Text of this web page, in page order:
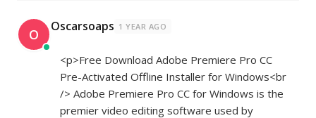
O Oscarsoaps 1 YEAR AGO
<p>Free Download Adobe Premiere Pro CC
Pre-Activated Offline Installer for Windows<br
/> Adobe Premiere Pro CC for Windows is the
premier video editing software used by